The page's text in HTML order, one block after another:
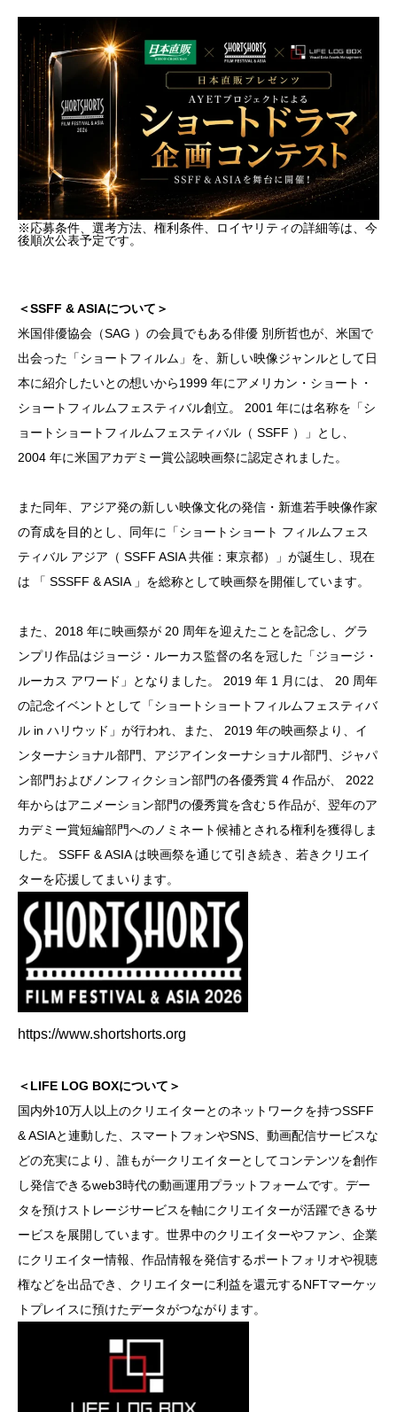
※応募条件、選考方法、権利条件、ロイヤリティの詳細等は、今
後順次公表予定です。
＜SSFF & ASIAについて＞
米国俳優協会（SAG ）の会員でもある俳優 別所哲也が、米国で
出会った「ショートフィルム」を、新しい映像ジャンルとして日
本に紹介したいとの想いから1999 年にアメリカン・ショート・
ショートフィルムフェスティバル創立。 2001 年には名称を「シ
ョートショートフィルムフェスティバル（ SSFF ）」とし、
2004 年に米国アカデミー賞公認映画祭に認定されました。
また同年、アジア発の新しい映像文化の発信・新進若手映像作家
の育成を目的とし、同年に「ショートショート フィルムフェス
ティバル アジア（ SSFF ASIA 共催：東京都）」が誕生し、現在
は 「 SSSFF & ASIA 」を総称として映画祭を開催しています。
また、2018 年に映画祭が 20 周年を迎えたことを記念し、グラ
ンプリ作品はジョージ・ルーカス監督の名を冠した「ジョージ・
ルーカス アワード」となりました。 2019 年 1 月には、 20 周年
の記念イベントとして「ショートショートフィルムフェスティバ
ル in ハリウッド」が行われ、また、 2019 年の映画祭より、イ
ンターナショナル部門、アジアインターナショナル部門、ジャパ
ン部門およびノンフィクション部門の各優秀賞 4 作品が、 2022
年からはアニメーション部門の優秀賞を含む５作品が、翌年のア
カデミー賞短編部門へのノミネート候補とされる権利を獲得しま
した。 SSFF & ASIA は映画祭を通じて引き続き、若きクリエイ
ターを応援してまいります。
https://www.shortshorts.org
＜LIFE LOG BOXについて＞
国内外10万人以上のクリエイターとのネットワークを持つSSFF
& ASIAと連動した、スマートフォンやSNS、動画配信サービスな
どの充実により、誰もが一クリエイターとしてコンテンツを創作
し発信できるweb3時代の動画運用プラットフォームです。デー
タを預けストレージサービスを軸にクリエイターが活躍できるサ
ービスを展開しています。世界中のクリエイターやファン、企業
にクリエイター情報、作品情報を発信するポートフォリオや視聴
権などを出品でき、クリエイターに利益を還元するNFTマーケッ
トプレイスに預けたデータがつながります。